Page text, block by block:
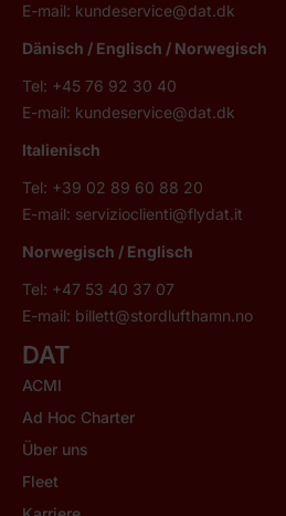
E-mail: kundeservice@dat.dk
Dänisch / Englisch / Norwegisch
Tel: +45 76 92 30 40
E-mail: kundeservice@dat.dk
Italienisch
Tel: +39 02 89 60 88 20
E-mail: servizioclienti@flydat.it
Norwegisch / Englisch
Tel: +47 53 40 37 07
E-mail: billett@stordlufthamn.no
DAT
ACMI
Ad Hoc Charter
Über uns
Fleet